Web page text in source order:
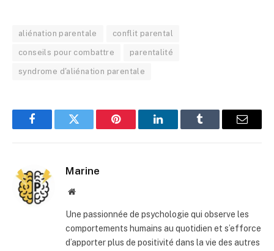
aliénation parentale conflit parental
conseils pour combattre parentalité
syndrome d'aliénation parentale
FacebookTwitter Pinterest LinkedInTumblr
E-
Marine
Site
Une passionnée de psychologie qui observe les
comportements humains au quotidien et s’efforce
d’apporter plus de positivité dans la vie des autres